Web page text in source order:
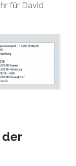
für David